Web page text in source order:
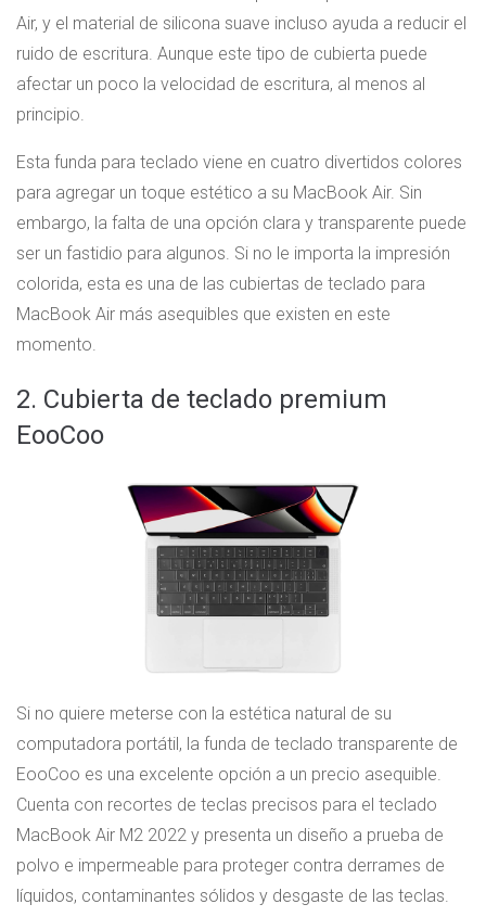
Air, y el material de silicona suave incluso ayuda a reducir el
ruido de escritura. Aunque este tipo de cubierta puede
afectar un poco la velocidad de escritura, al menos al
principio.
Esta funda para teclado viene en cuatro divertidos colores
para agregar un toque estético a su MacBook Air. Sin
embargo, la falta de una opción clara y transparente puede
ser un fastidio para algunos. Si no le importa la impresión
colorida, esta es una de las cubiertas de teclado para
MacBook Air más asequibles que existen en este
momento.
2. Cubierta de teclado premium
EooCoo
Si no quiere meterse con la estética natural de su
computadora portátil, la funda de teclado transparente de
EooCoo es una excelente opción a un precio asequible.
Cuenta con recortes de teclas precisos para el teclado
MacBook Air M2 2022 y presenta un diseño a prueba de
polvo e impermeable para proteger contra derrames de
líquidos, contaminantes sólidos y desgaste de las teclas.